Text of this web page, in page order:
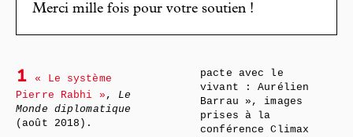
Merci mille fois pour votre soutien !
1
« Le système
Pierre Rabhi » , Le
Monde diplomatique
(août 2018).
pacte avec le
vivant : Aurélien
Barrau », images
prises à la
conférence Climax